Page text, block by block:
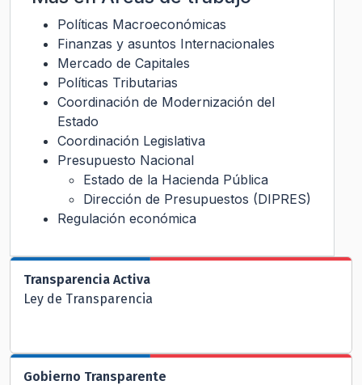
Políticas Macroeconómicas
Finanzas y asuntos Internacionales
Mercado de Capitales
Políticas Tributarias
Coordinación de Modernización del
Estado
Coordinación Legislativa
Presupuesto Nacional
Estado de la Hacienda Pública
Dirección de Presupuestos (DIPRES)
Regulación económica
Transparencia Activa
Ley de Transparencia
Gobierno Transparente